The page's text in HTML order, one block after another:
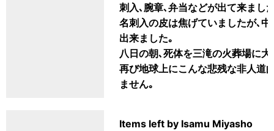
刺入､腕章､弁当などが出て来まし
名刺入の皮は焦げていましたが､
出来ました｡
八日の朝､死体を三滝の火葬場に
再び地球上にこんな悲残な非人道
ません｡
Items left by Isamu Miyasho